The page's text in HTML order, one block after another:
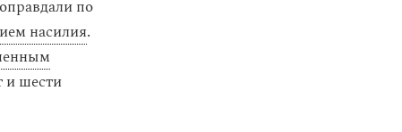
по
насилия.
и шести